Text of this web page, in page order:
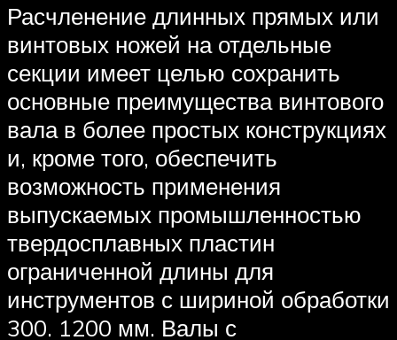
Расчленение длинных прямых или
винтовых ножей на отдельные
секции имеет целью сохранить
основные преимущества винтового
вала в более простых конструкциях
и, кроме того, обеспечить
возможность применения
выпускаемых промышленностью
твердосплавных пластин
ограниченной длины для
инструментов с шириной обработки
300. 1200 мм. Валы с